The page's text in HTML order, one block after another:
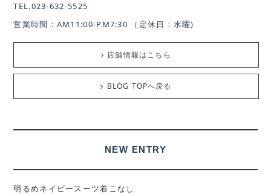
TEL.023-632-5525
営業時間：AM11:00-PM7:30 （定休日：水曜)
店舗情報はこちら
BLOG TOPへ戻る
NEW ENTRY
明るめネイビースーツ着こなし